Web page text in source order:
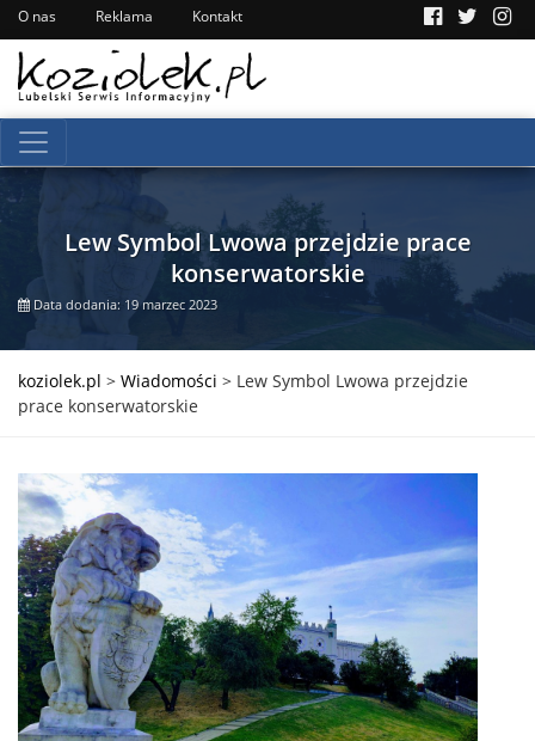
O nas Reklama Kontakt
Lew Symbol Lwowa przejdzie prace
konserwatorskie
Data dodania: 19 marzec 2023
koziolek.pl > Wiadomości > Lew Symbol Lwowa przejdzie
prace konserwatorskie